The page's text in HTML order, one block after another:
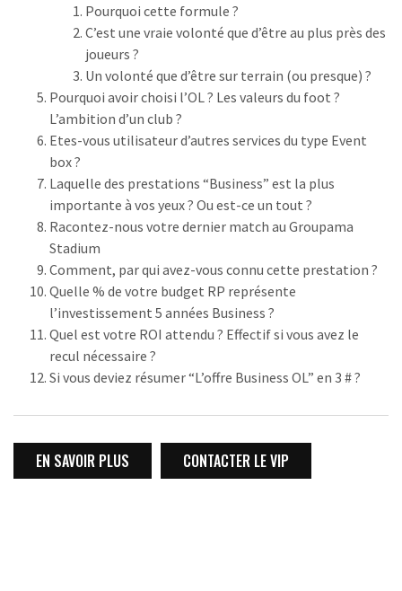
Pourquoi cette formule ?
C’est une vraie volonté que d’être au plus près des
joueurs ?
Un volonté que d’être sur terrain (ou presque) ?
Pourquoi avoir choisi l’OL ? Les valeurs du foot ?
L’ambition d’un club ?
Etes-vous utilisateur d’autres services du type Event
box ?
Laquelle des prestations “Business” est la plus
importante à vos yeux ? Ou est-ce un tout ?
Racontez-nous votre dernier match au Groupama
Stadium
Comment, par qui avez-vous connu cette prestation ?
Quelle % de votre budget RP représente
l’investissement 5 années Business ?
Quel est votre ROI attendu ? Effectif si vous avez le
recul nécessaire ?
Si vous deviez résumer “L’offre Business OL” en 3 # ?
EN SAVOIR PLUS CONTACTER LE VIP